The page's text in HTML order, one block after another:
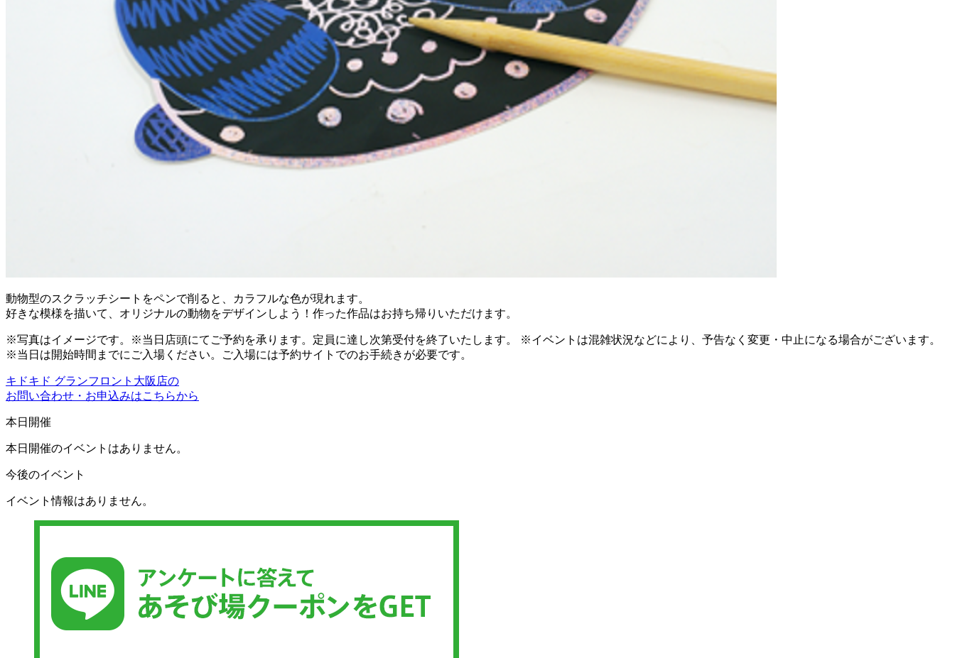
動物型のスクラッチシートをペンで削ると、カラフルな色が現れます。
好きな模様を描いて、オリジナルの動物をデザインしよう！作った作品はお持ち帰りいただけます。
※写真はイメージです。※当日店頭にてご予約を承ります。定員に達し次第受付を終了いたします。 ※イベントは混雑状況などにより、予告なく変更・中止になる場合がございます。
※当日は開始時間までにご入場ください。ご入場には予約サイトでのお手続きが必要です。
キドキド グランフロント大阪店の
お問い合わせ・お申込みはこちらから
本日開催
本日開催のイベントはありません。
今後のイベント
イベント情報はありません。